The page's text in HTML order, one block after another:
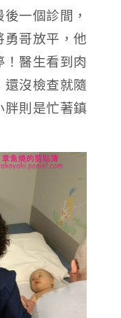
一個診間，
哥放平，他
！醫生看到肉
還沒檢查就隨
胖則是忙著鎮